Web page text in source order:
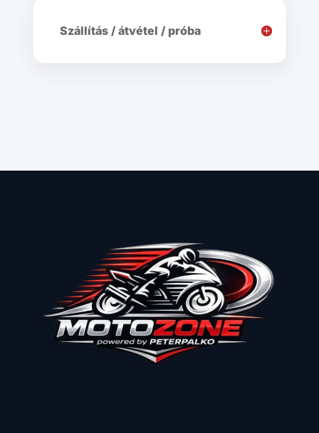
Szállítás / átvétel / próba